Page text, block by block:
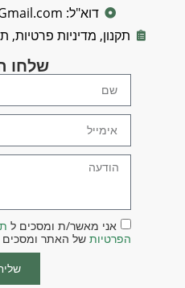
דוא"ל: RHdesign.Store@Gmail.com
תקנון, מדיניות
שלחו
אני מאשר/ת ומסכים ל
הפרטיות של האתר ומסכים